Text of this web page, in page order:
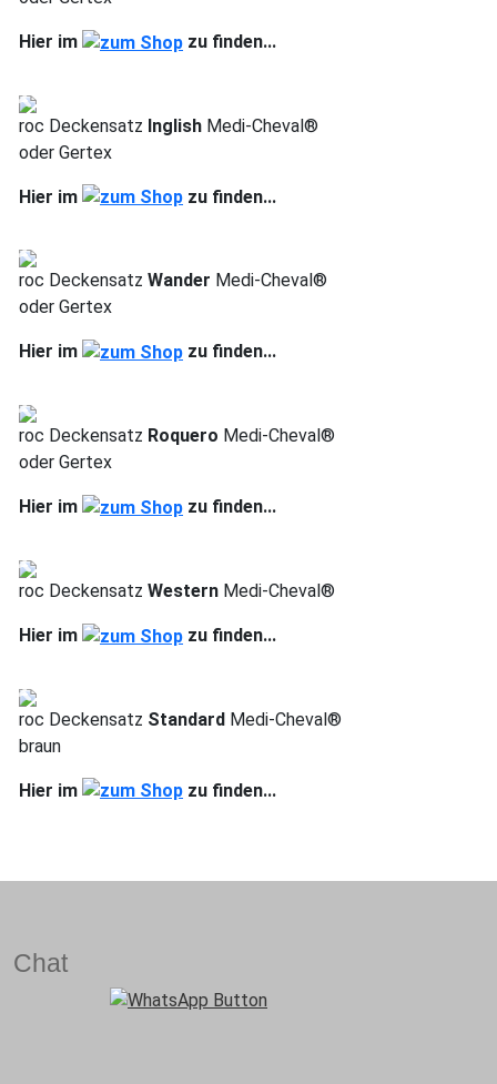
Hier im zu finden...
roc Deckensatz Inglish Medi-Cheval®
oder Gertex
Hier im zu finden...
roc Deckensatz Wander Medi-Cheval®
oder Gertex
Hier im zu finden...
roc Deckensatz Roquero Medi-Cheval®
oder Gertex
Hier im zu finden...
roc Deckensatz Western Medi-Cheval®
Hier im zu finden...
roc Deckensatz Standard Medi-Cheval®
braun
Hier im zu finden...
Chat